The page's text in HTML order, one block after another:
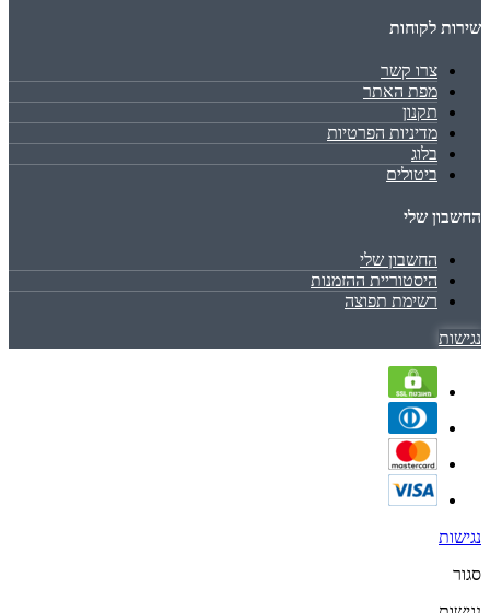
שירות לקוחות
צרו קשר
מפת האתר
תקנון
מדיניות הפרטיות
בלוג
ביטולים
החשבון שלי
החשבון שלי
היסטוריית ההזמנות
רשימת תפוצה
נגישות
נגישות
סגור